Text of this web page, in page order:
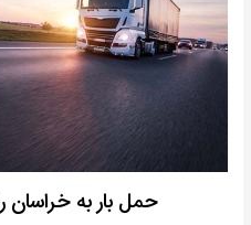
حمل بار به خراسان